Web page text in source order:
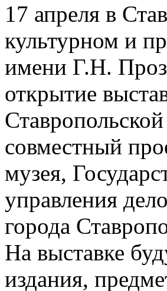
17 апреля в
культурном и
имени Г.Н.
открытие
совместный
музея,
управления
города
На выставке
издания,